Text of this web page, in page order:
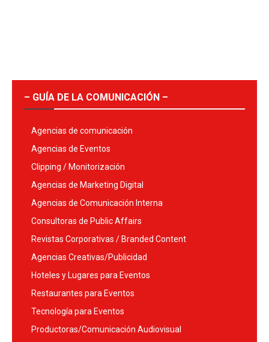
– GUÍA DE LA COMUNICACIÓN –
Agencias de comunicación
Agencias de Eventos
Clipping / Monitorización
Agencias de Marketing Digital
Agencias de Comunicación Interna
Consultoras de Public Affairs
Revistas Corporativas / Branded Content
Agencias Creativas/Publicidad
Hoteles y Lugares para Eventos
Restaurantes para Eventos
Tecnología para Eventos
Productoras/Comunicación Audiovisual